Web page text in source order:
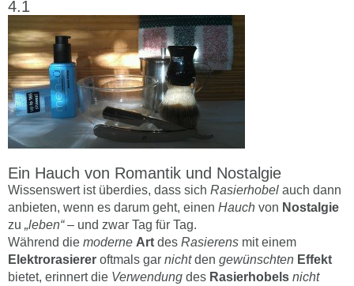
Ein Hauch von Romantik und Nostalgie
Wissenswert ist überdies, dass sich Rasierhobel auch dann
anbieten, wenn es darum geht, einen Hauch von Nostalgie
zu „leben“– und zwar Tag für Tag.
Während die moderne Art des Rasierens mit einem
Elektrorasierer oftmals gar nichtden gewünschten Effekt
bietet, erinnert die Verwendung des Rasierhobels nicht